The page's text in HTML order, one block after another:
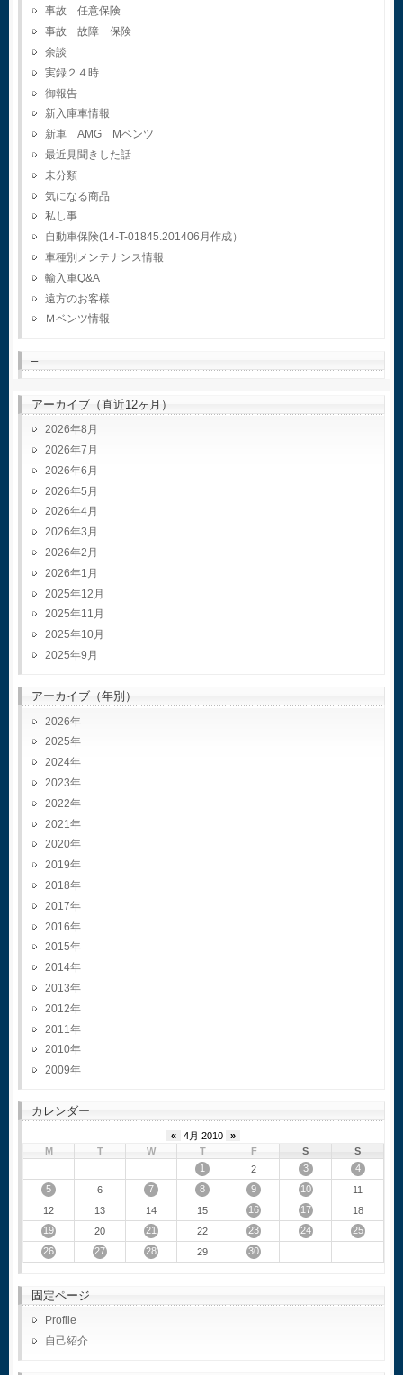
事故 任意保険
事故 故障 保険
余談
実録２４時
御報告
新入庫車情報
新車 AMG Mベンツ
最近見聞きした話
未分類
気になる商品
私し事
自動車保険(14-T-01845.201406月作成）
車種別メンテナンス情報
輸入車Q&A
遠方のお客様
Ｍベンツ情報
–
アーカイブ（直近12ヶ月）
2026年8月
2026年7月
2026年6月
2026年5月
2026年4月
2026年3月
2026年2月
2026年1月
2025年12月
2025年11月
2025年10月
2025年9月
アーカイブ（年別）
2026
2025
2024
2023
2022
2021
2020
2019
2018
2017
2016
2015
2014
2013
2012
2011
2010
2009
カレンダー
« 4月 2010
»
M
T W T F S
S
1
2 3
4
5
6 7 8 9 10
11
12
13 14 15 16 17
18
19
20 21 22 23 24
25
26
27 28 29 30
固定ページ
Profile
自己紹介